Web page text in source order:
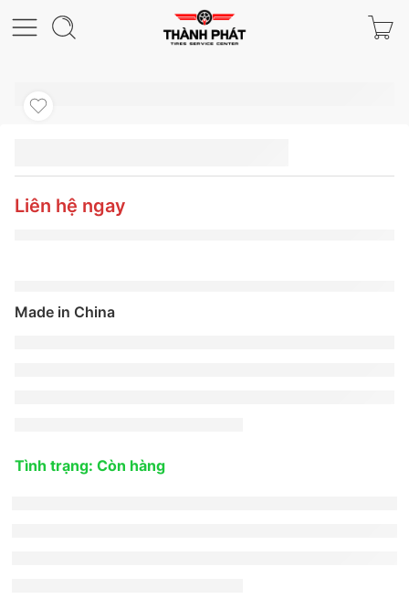
235/50R18 97V PILOT
SPORT 4 SUV
Liên hệ ngay
Made in China
Tình trạng: Còn hàng